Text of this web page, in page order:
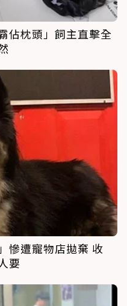
佔枕頭」飼主直擊全
慘遭寵物店拋棄 收
要